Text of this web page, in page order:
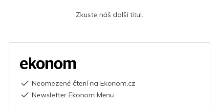
Zkuste náš další titul.
Neomezené čtení na Ekonom.cz
Newsletter Ekonom Menu